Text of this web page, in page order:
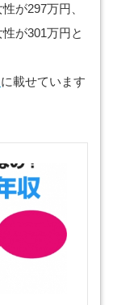
が297万円、
が301万円と
に載せています